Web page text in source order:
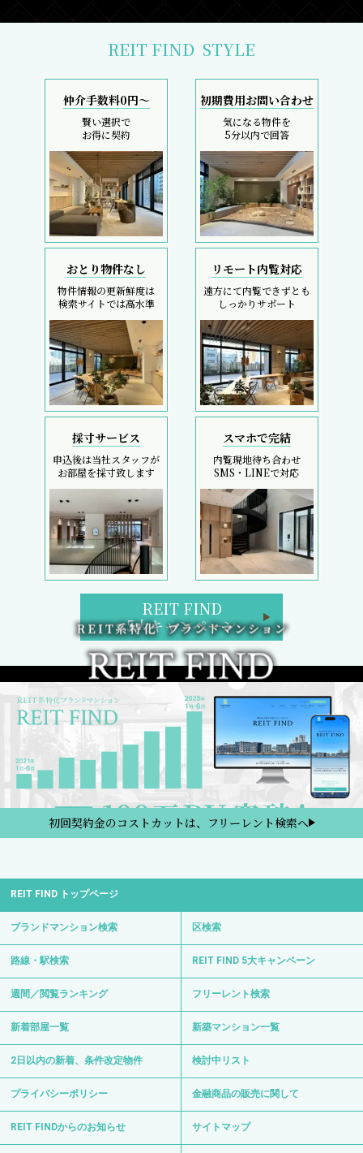
REIT FIND STYLE
仲介手数料0円～
賢い選択で
お得に契約
初期費用お問い合わせ
気になる物件を
5分以内で回答
おとり物件なし
物件情報の更新鮮度は
検索サイトでは高水準
リモート内覧対応
遠方にて内覧できずとも
しっかりサポート
採寸サービス
申込後は当社スタッフが
お部屋を採寸致します
スマホで完結
内覧現地待ち合わせ
SMS・LINEで対応
REIT FIND
5大キャンペーン
初回契約金のコストカットは、フリーレント検索へ
REIT FIND トップページ
ブランドマンション検索 区検索
路線・駅検索 REIT FIND 5大キャンペーン
週間／閲覧ランキング フリーレント検索
新着部屋一覧 新築マンション一覧
2日以内の新着、条件改定物件 検討中リスト
プライバシーポリシー 金融商品の販売に関して
REIT FINDからのお知らせ サイトマップ